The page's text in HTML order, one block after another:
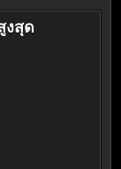
งสุด